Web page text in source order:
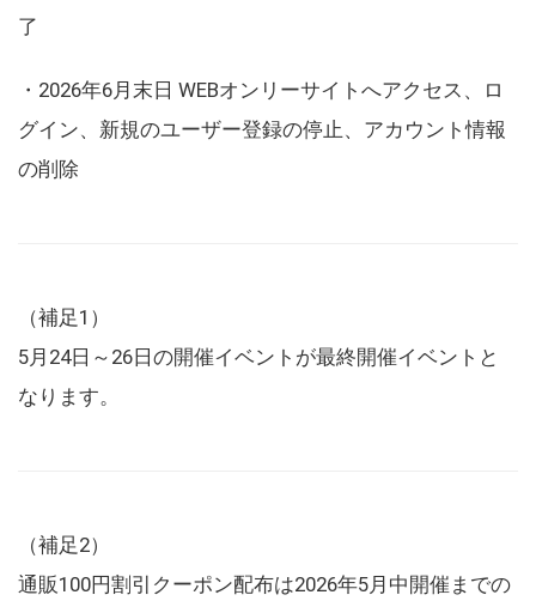
了
・2026年6月末日 WEBオンリーサイトへアクセス、ロ
グイン、新規のユーザー登録の停止、アカウント情報
の削除
（補足1）
5月24日～26日の開催イベントが最終開催イベントと
なります。
（補足2）
通販100円割引クーポン配布は2026年5月中開催までの